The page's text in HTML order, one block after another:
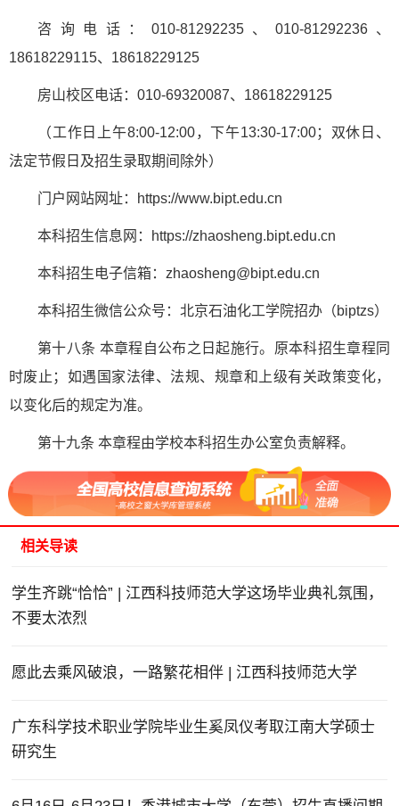
咨询电话：010-81292235、010-81292236、
18618229115、18618229125
房山校区电话：010-69320087、18618229125
（工作日上午8:00-12:00，下午13:30-17:00；双休日、
法定节假日及招生录取期间除外）
门户网站网址：https://www.bipt.edu.cn
本科招生信息网：https://zhaosheng.bipt.edu.cn
本科招生电子信箱：zhaosheng@bipt.edu.cn
本科招生微信公众号：北京石油化工学院招办（biptzs）
第十八条 本章程自公布之日起施行。原本科招生章程同
时废止；如遇国家法律、法规、规章和上级有关政策变化，
以变化后的规定为准。
第十九条 本章程由学校本科招生办公室负责解释。
相关导读
学生齐跳“恰恰” | 江西科技师范大学这场毕业典礼氛围，
不要太浓烈
愿此去乘风破浪，一路繁花相伴 | 江西科技师范大学
广东科学技术职业学院毕业生奚凤仪考取江南大学硕士
研究生